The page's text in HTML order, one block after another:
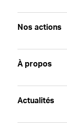
Nos actions
À propos
Actualités